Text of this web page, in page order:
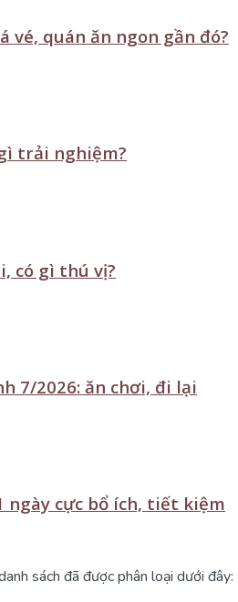
vé, quán ăn ngon gần đó?
trải nghiệm?
có gì thú vị?
7/2026: ăn chơi, đi lại
ngày cực bổ ích, tiết kiệm
sách đã được phân loại dưới đây: